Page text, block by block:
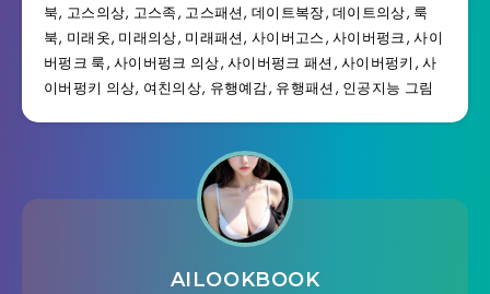
북, 고스의상, 고스족, 고스패션,데이트복장,데이트의상, 룩
북, 미래옷, 미래의상, 미래패션,사이버고스,사이버펑크,사이
버펑크 룩,사이버펑크 의상,사이버펑크 패션,사이버펑키 ,사
이버펑키 의상, 여친의상, 유행예감, 유행패션, 인공지능 그림
AILOOKBOOK